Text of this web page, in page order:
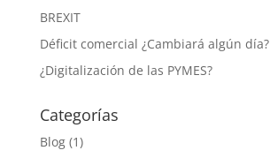
BREXIT
Déficit comercial ¿Cambiará algún día?
¿Digitalización de las PYMES?
Categorías
Blog(1)